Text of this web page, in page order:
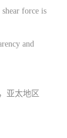
force is
and
亚太地区